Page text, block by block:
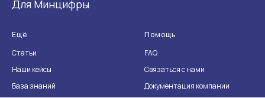
Для Минцифры
Ещё
Статьи
Наши кейсы
База знаний
Помощь
FAQ
Связаться с нами
Документация компании